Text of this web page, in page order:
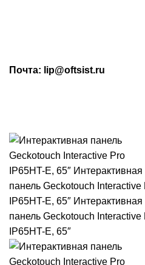
Почта: lip@oftsist.ru